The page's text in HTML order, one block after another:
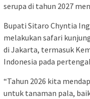
serupa di tahun 2027
Bupati Sitaro Chyntia
melakukan safari
di Jakarta, termasuk
Indonesia pada
“Tahun 2026 kita
untuk tanaman pala,